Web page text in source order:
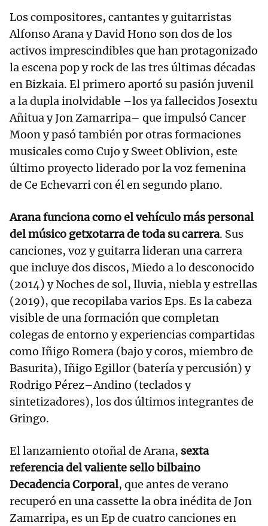
Los compositores, cantantes y guitarristas
Alfonso Arana y David Hono son dos de los
activos imprescindibles que han protagonizado
la escena pop y rock de las tres últimas décadas
en Bizkaia. El primero aportó su pasión juvenil
a la dupla inolvidable –los ya fallecidos Josextu
Añitua y Jon Zamarripa– que impulsó Cancer
Moon y pasó también por otras formaciones
musicales como Cujo y Sweet Oblivion, este
último proyecto liderado por la voz femenina
de Ce Echevarri con él en segundo plano.
Arana funciona como el vehículo más personal
del músico getxotarra de toda su carrera. Sus
canciones, voz y guitarra lideran una carrera
que incluye dos discos, Miedo a lo desconocido
(2014) y Noches de sol, lluvia, niebla y estrellas
(2019), que recopilaba varios Eps. Es la cabeza
visible de una formación que completan
colegas de entorno y experiencias compartidas
como Iñigo Romera (bajo y coros, miembro de
Basurita), Iñigo Egillor (batería y percusión) y
Rodrigo Pérez–Andino (teclados y
sintetizadores), los dos últimos integrantes de
Gringo.
El lanzamiento otoñal de Arana, sexta
referencia del valiente sello bilbaino
Decadencia Corporal, que antes de verano
recuperó en una cassette la obra inédita de Jon
Zamarripa, es un Ep de cuatro canciones en